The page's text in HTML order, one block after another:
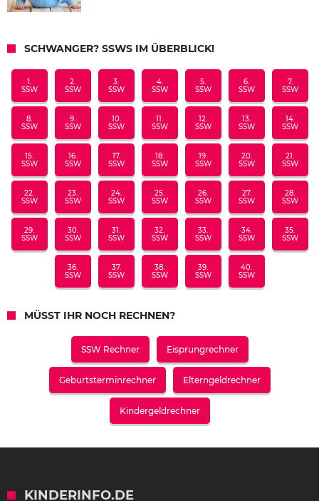
SCHWANGER? SSWS IM ÜBERBLICK!
1.
SSW
2.
SSW
3.
SSW
4.
SSW
5.
SSW
6.
SSW
7.
SSW
8.
SSW
9.
SSW
10.
SSW
11.
SSW
12.
SSW
13.
SSW
14.
SSW
15.
SSW
16.
SSW
17.
SSW
18.
SSW
19.
SSW
20.
SSW
21.
SSW
22.
SSW
23.
SSW
24.
SSW
25.
SSW
26.
SSW
27.
SSW
28.
SSW
29.
SSW
30.
SSW
31.
SSW
32.
SSW
33.
SSW
34.
SSW
35.
SSW
36.
SSW
37.
SSW
38.
SSW
39.
SSW
40.
SSW
MÜSST IHR NOCH RECHNEN?
SSW Rechner Eisprungrechner
Geburtsterminrechner Elterngeldrechner
Kindergeldrechner
KINDERINFO.DE